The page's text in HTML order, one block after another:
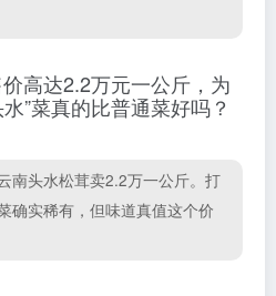
高达2.2万元一公斤，为
”菜真的比普通菜好吗？
南头水松茸卖2.2万一公斤。打
确实稀有，但味道真值这个价